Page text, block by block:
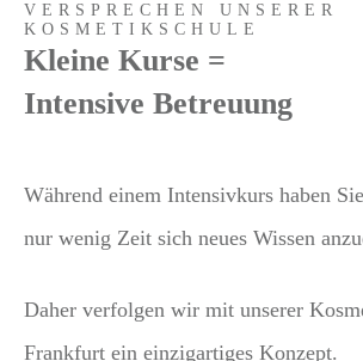
VERSPRECHEN UNSERER
KOSMETIKSCHULE
Kleine Kurse =
Intensive Betreuung
Während einem Intensivkurs haben
nur wenig Zeit sich neues Wissen
Daher verfolgen wir mit unserer
Frankfurt ein einzigartiges Konzept.